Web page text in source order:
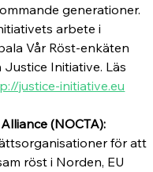
generationer.
arbete i
Vår Röst-enkäten
Initiative. Läs
justice-initiative.eu
(NOCTA):
för att
röst i Norden, EU